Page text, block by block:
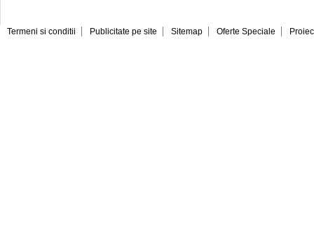
Termeni si conditii Publicitate pe site Sitemap Oferte Speciale